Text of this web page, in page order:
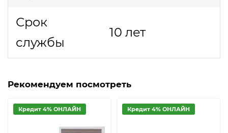
Срок
службы
10 лет
Рекомендуем посмотреть
Кредит 4% ОНЛАЙН Кредит 4% ОНЛАЙН